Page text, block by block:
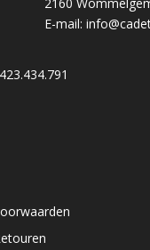
E-mail: